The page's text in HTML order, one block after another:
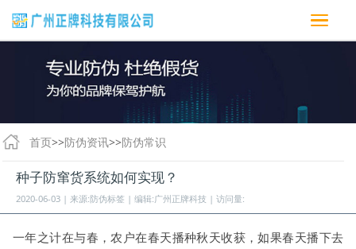
首页>>防伪资讯>>防伪常识
种子防窜货系统如何实现？
2020-06-03 | 来源:防伪标签 | 编辑:广州正牌科技 | 访问量:
一年之计在与春，农户在春天播种秋天收获，如果春天播下去